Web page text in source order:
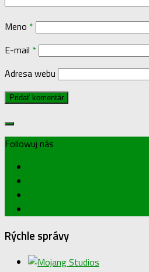
Meno *
E-mail *
Adresa webu
Followuj nás
Rýchle správy